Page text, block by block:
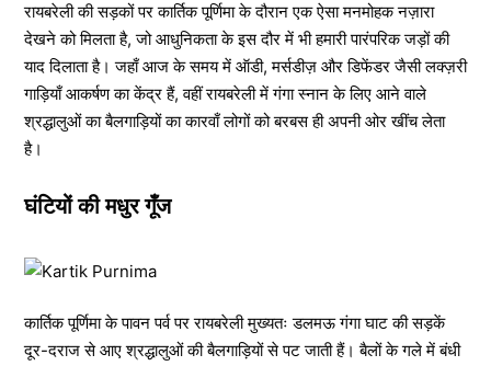
रायबरेली की सड़कों पर कार्तिक पूर्णिमा के दौरान एक ऐसा मनमोहक नज़ारा
देखने को मिलता है, जो आधुनिकता के इस दौर में भी हमारी पारंपरिक जड़ों की
याद दिलाता है। जहाँ आज के समय में ऑडी, मर्सडीज़ और डिफेंडर जैसी लक्ज़री
गाड़ियाँ आकर्षण का केंद्र हैं, वहीं रायबरेली में गंगा स्नान के लिए आने वाले
श्रद्धालुओं का बैलगाड़ियों का कारवाँ लोगों को बरबस ही अपनी ओर खींच लेता
है।
घंटियों की मधुर गूँज
​कार्तिक पूर्णिमा के पावन पर्व पर रायबरेली मुख्यतः डलमऊ गंगा घाट की सड़कें
दूर-दराज से आए श्रद्धालुओं की बैलगाड़ियों से पट जाती हैं। बैलों के गले में बंधी